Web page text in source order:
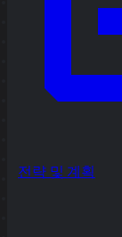
전략 및 계획